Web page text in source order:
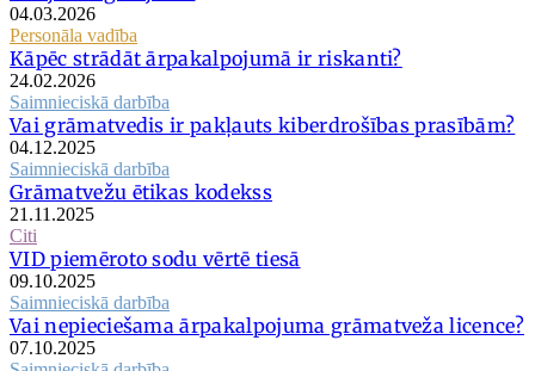
04.03.2026
Personāla vadība
Kāpēc strādāt ārpakalpojumā ir riskanti?
24.02.2026
Saimnieciskā darbība
Vai grāmatvedis ir pakļauts kiberdrošības prasībām?
04.12.2025
Saimnieciskā darbība
Grāmatvežu ētikas kodekss
21.11.2025
Citi
VID piemēroto sodu vērtē tiesā
09.10.2025
Saimnieciskā darbība
Vai nepieciešama ārpakalpojuma grāmatveža licence?
07.10.2025